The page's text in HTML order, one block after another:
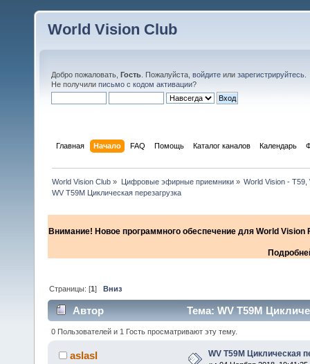
World Vision Club
Добро пожаловать, Гость . Пожалуйста, войдите или зарегистрируйтесь
Не получили письмо с кодом активации?
Главная Начало FAQ Помощь Каталог каналов Календарь
World Vision Club » Цифровые эфирные приемники» World Vision - Т59,
WV T59M Циклическая перезагрузка
Внимание! Новое программного обеспечение для World
Страницы: [1]Вниз
Автор Тема: WV T59M
0 Пользователей и 1 Гость просматривают эту тему.
aslasl WV T59M Циклическая